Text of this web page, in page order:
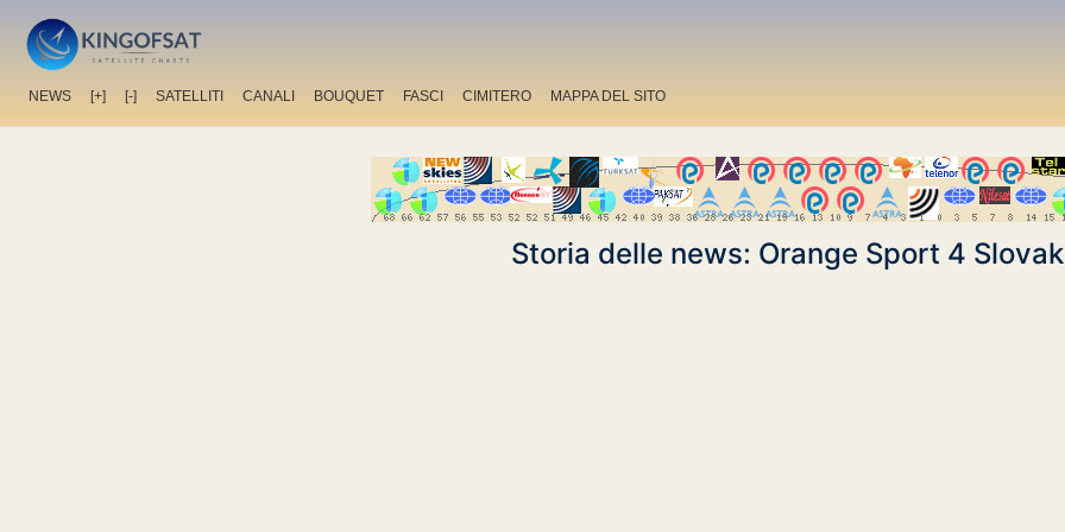
NEWS [+] [-] SATELLITI CANALI BOUQUET FASCI CIMITERO MAPPA DEL SITO
Storia delle news: Orange Sport 4